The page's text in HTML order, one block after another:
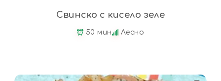
Свинско с кисело зеле
50 мин Лесно